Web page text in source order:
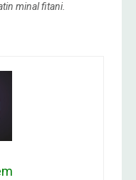
minal fitani.